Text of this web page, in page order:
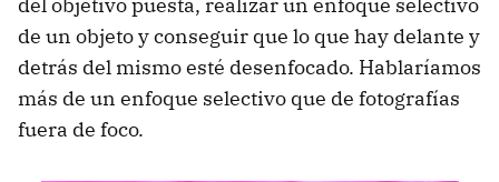
de un objeto y conseguir que lo que hay delante y
detrás del mismo esté desenfocado. Hablaríamos
más de un enfoque selectivo que de fotografías
fuera de foco.